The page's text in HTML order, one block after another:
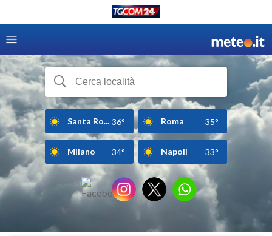
Santa Ro... 36° Roma 35°
Milano 34° Napoli 33°